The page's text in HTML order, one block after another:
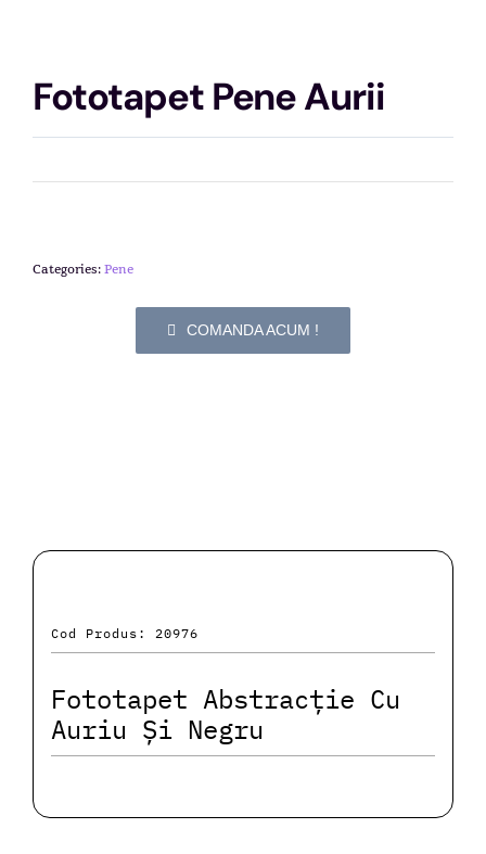
Fototapet Pene Aurii
Categories:Pene
COMANDA ACUM !
Cod Produs: 20976
Fototapet Abstracție Cu
Auriu Și Negru